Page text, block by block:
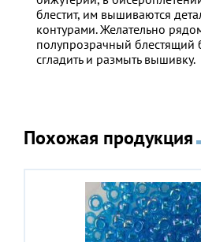
блестит, им вышиваются
контурами. Желательно
полупрозрачный блестящий
сгладить и размыть вышивку.
Похожая продукция